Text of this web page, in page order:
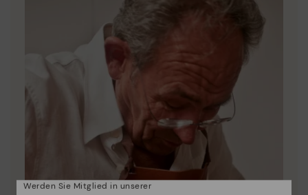
Werden Sie Mitglied in unserer